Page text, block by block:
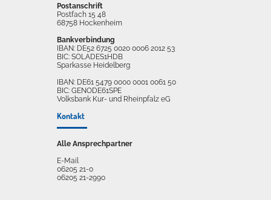
Postanschrift
Postfach 15 48
68758 Hockenheim
Bankverbindung
IBAN: DE52 6725 0020 0006 2012 53
BIC: SOLADES1HDB
Sparkasse Heidelberg
IBAN: DE61 5479 0000 0001 0061 50
BIC: GENODE61SPE
Volksbank Kur- und Rheinpfalz eG
Kontakt
Alle Ansprechpartner
E-Mail
06205 21-0
06205 21-2990